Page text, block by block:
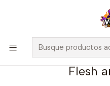
🚀 ¡Despachamos a todo Chile!
$100.000 y a RM sobre $35.000
Inicio Juegos de
Flesh